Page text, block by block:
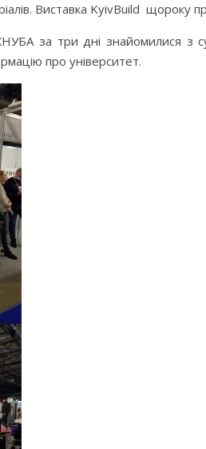
Виставка KyivBuild щороку
за три дні знайомилися з
про університет.